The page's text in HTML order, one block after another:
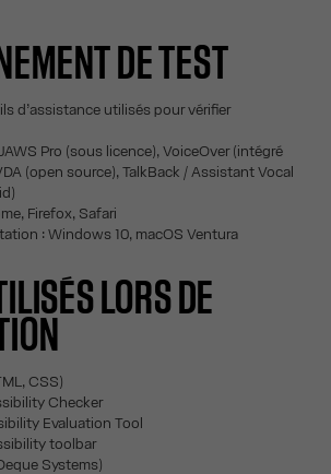
DE TEST
d’assistance utilisés pour vérifier
Pro (sous licence), VoiceOver (intégré
(open source), TalkBack / Assistant Vocal
Firefox, Safari
: Windows 10, macOS Ventura
LORS DE
CSS)
Checker
Evaluation Tool
toolbar
Systems)